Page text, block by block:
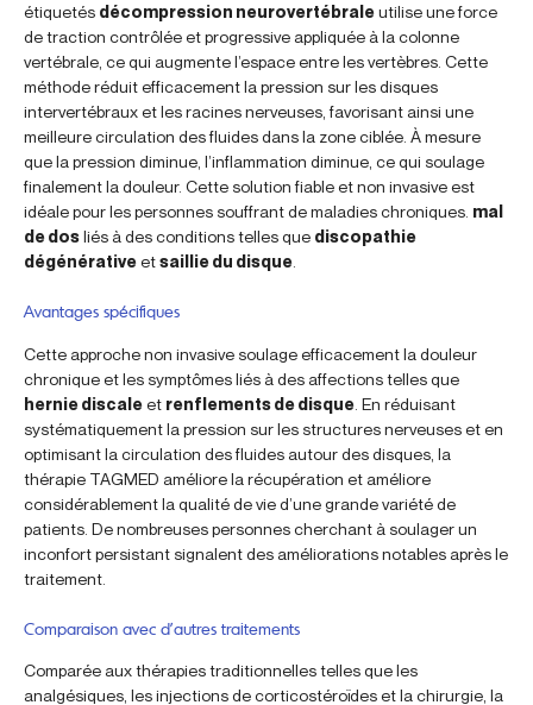
étiquetés décompression neurovertébraleutilise une force
de traction contrôlée et progressive appliquée à la colonne
vertébrale, ce qui augmente l’espace entre les vertèbres. Cette
méthode réduit efficacement la pression sur les disques
intervertébraux et les racines nerveuses, favorisant ainsi une
meilleure circulation des fluides dans la zone ciblée. À mesure
que la pression diminue, l’inflammation diminue, ce qui soulage
finalement la douleur. Cette solution fiable et non invasive est
idéale pour les personnes souffrant de maladies chroniques. mal
de dosliés à des conditions telles que discopathie
dégénérativeetsaillie du disque.
Avantages spécifiques
Cette approche non invasive soulage efficacement la douleur
chronique et les symptômes liés à des affections telles que
hernie discaleet renflements de disque . En réduisant
systématiquement la pression sur les structures nerveuses et en
optimisant la circulation des fluides autour des disques, la
thérapie TAGMED améliore la récupération et améliore
considérablement la qualité de vie d’une grande variété de
patients. De nombreuses personnes cherchant à soulager un
inconfort persistant signalent des améliorations notables après le
traitement.
Comparaison avec d’autres traitements
Comparée aux thérapies traditionnelles telles que les
analgésiques, les injections de corticostéroïdes et la chirurgie, la